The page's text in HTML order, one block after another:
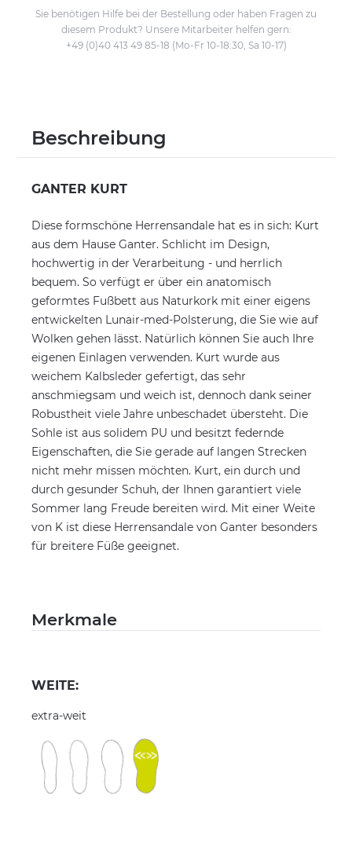
Sie benötigen Hilfe bei der Bestellung oder haben Fragen zu
diesem Produkt? Unsere Mitarbeiter helfen gern:
+49 (0)40 413 49 85-18 (Mo-Fr 10-18:30, Sa 10-17)
Beschreibung
GANTER KURT
Diese formschöne Herrensandale hat es in sich: Kurt
aus dem Hause Ganter. Schlicht im Design,
hochwertig in der Verarbeitung - und herrlich
bequem. So verfügt er über ein anatomisch
geformtes Fußbett aus Naturkork mit einer eigens
entwickelten Lunair-med-Polsterung, die Sie wie auf
Wolken gehen lässt. Natürlich können Sie auch Ihre
eigenen Einlagen verwenden. Kurt wurde aus
weichem Kalbsleder gefertigt, das sehr
anschmiegsam und weich ist, dennoch dank seiner
Robustheit viele Jahre unbeschadet übersteht. Die
Sohle ist aus solidem PU und besitzt federnde
Eigenschaften, die Sie gerade auf langen Strecken
nicht mehr missen möchten. Kurt, ein durch und
durch gesunder Schuh, der Ihnen garantiert viele
Sommer lang Freude bereiten wird. Mit einer Weite
von K ist diese Herrensandale von Ganter besonders
für breitere Füße geeignet.
Merkmale
WEITE:
extra-weit